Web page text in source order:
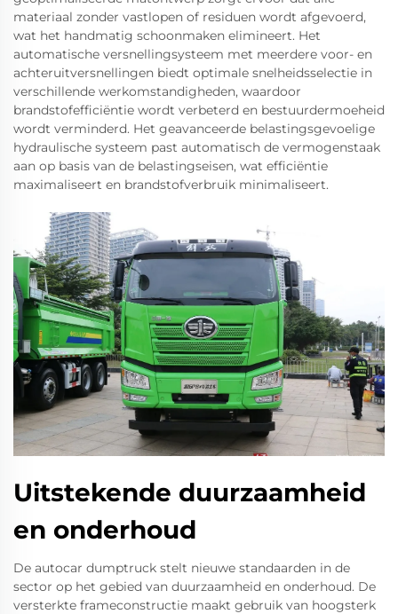
materiaal zonder vastlopen of residuen wordt afgevoerd,
wat het handmatig schoonmaken elimineert. Het
automatische versnellingsysteem met meerdere voor- en
achteruitversnellingen biedt optimale snelheidsselectie in
verschillende werkomstandigheden, waardoor
brandstofefficiëntie wordt verbeterd en bestuurdermoeheid
wordt verminderd. Het geavanceerde belastingsgevoelige
hydraulische systeem past automatisch de vermogenstaak
aan op basis van de belastingseisen, wat efficiëntie
maximaliseert en brandstofverbruik minimaliseert.
Uitstekende duurzaamheid
en onderhoud
De autocar dumptruck stelt nieuwe standaarden in de
sector op het gebied van duurzaamheid en onderhoud. De
versterkte frameconstructie maakt gebruik van hoogsterk